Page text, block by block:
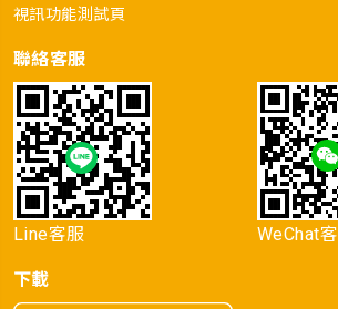
視訊功能測試頁
聯絡客服
Line客服 WeChat
下載